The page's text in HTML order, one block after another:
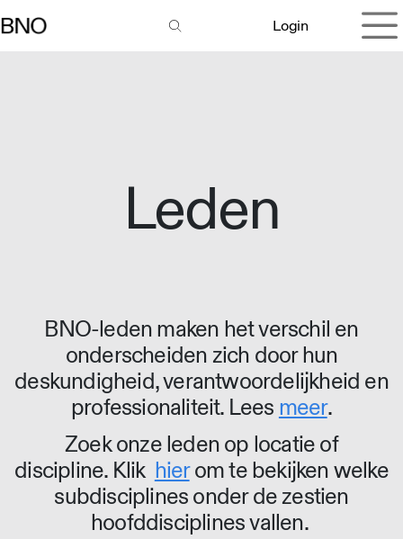
Login
Leden
BNO-leden maken het verschil en
onderscheiden zich door hun
deskundigheid, verantwoordelijkheid en
professionaliteit. Lees meer.
Zoek onze leden op locatie of
discipline. Klik hierom te bekijken welke
subdisciplines onder de zestien
hoofddisciplines vallen.